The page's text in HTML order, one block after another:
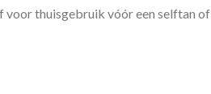
voor thuisgebruik vóór een selftan of